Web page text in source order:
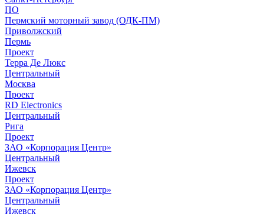
ПО
Пермский моторный завод (ОДК-ПМ)
Приволжский
Пермь
Проект
Терра Де Люкс
Центральный
Москва
Проект
RD Electronics
Центральный
Рига
Проект
ЗАО «Корпорация Центр»
Центральный
Ижевск
Проект
ЗАО «Корпорация Центр»
Центральный
Ижевск